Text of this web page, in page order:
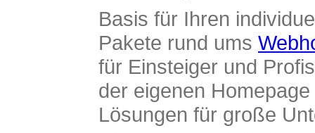
Basis für Ihren
Pakete rund ums
für Einsteiger und
der eigenen
Lösungen für große